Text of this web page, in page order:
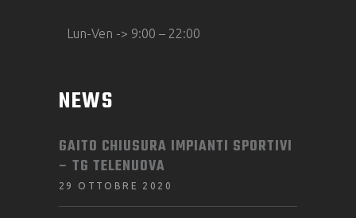
Lun-Ven -> 9:00 – 22:00
NEWS
GAITO CHIUSURA IMPIANTI SPORTIVI
– TG TELENUOVA
29 OTTOBRE 2020